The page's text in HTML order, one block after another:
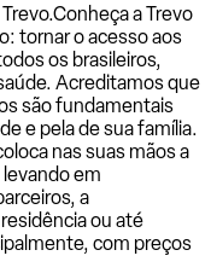
Conheça a Trevo
tornar o acesso aos
os brasileiros,
Acreditamos que
são fundamentais
e pela de sua família.
nas suas mãos a
em
a
ou até
com preços